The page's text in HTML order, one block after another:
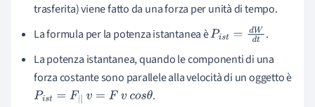
trasferita) viene fatto da una forza per unità di tempo.
La formula per la potenza istantanea èPist= dWdt .
La potenza istantanea, quando le componenti di una
forza costante sono parallele alla velocità di un oggetto è
Pist= F|| v=F vc osθ
.